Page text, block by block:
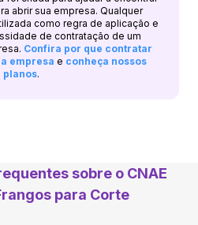
abrir sua empresa. Qualquer
como regra de aplicação e
de contratação de um
Confira por que contratar
empresa e conheça nossos
planos.
sobre o CNAE
para Corte